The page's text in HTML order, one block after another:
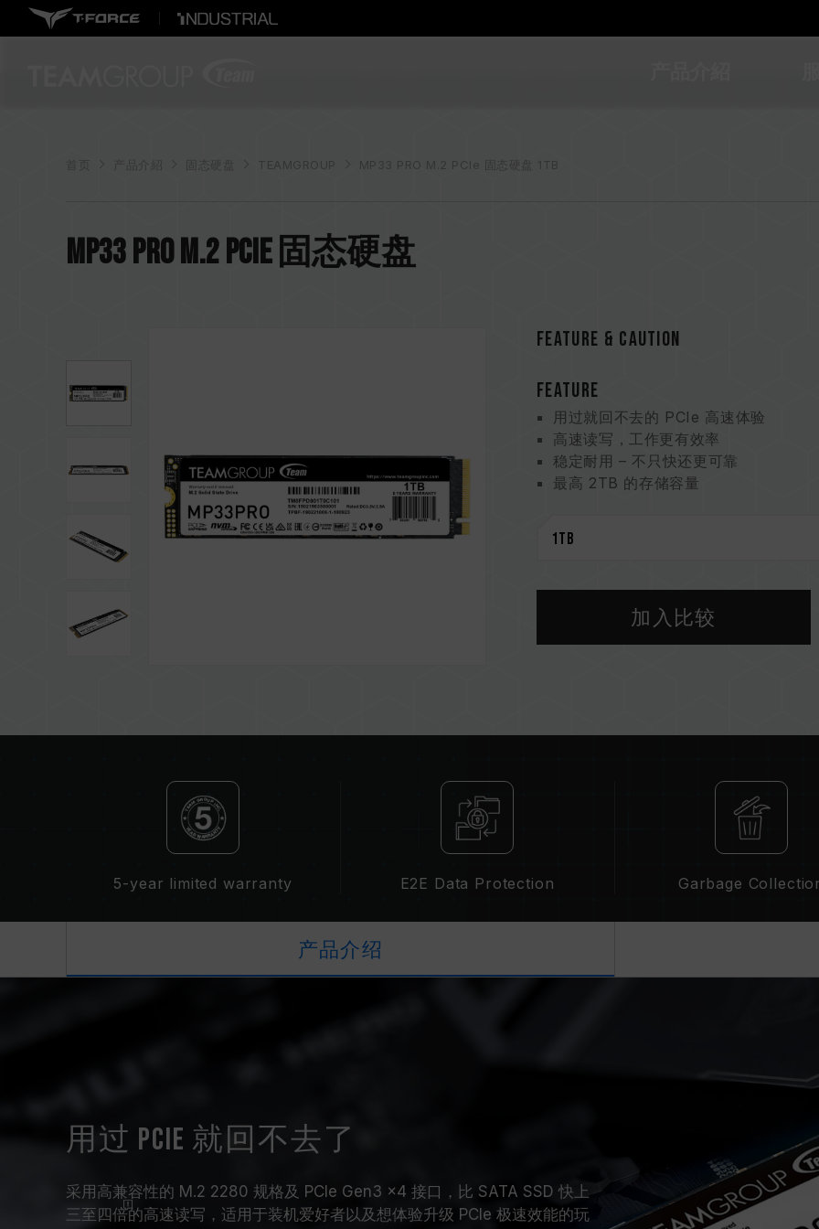
产品介紹 固态硬盘 TEAMGROUP MP33 PRO M.2 PCIe 固态硬盘 1TB
MP33 PRO M.2 PCIe 固态硬盘
Feature & CAUTION
FEATURE
用过就回不去的 PCIe 高速体验
高速读写，工作更有效率
稳定耐用 – 不只快还更可靠
最高 2TB 的存储容量
加入比较
5-year limited warranty E2E Data Protection Garbage
产品介绍
用过 PCIe 就回不去了
采用高兼容性的 M.2 2280 规格及 PCIe Gen3 x4 接口，比 SATA SSD 快上
三至四倍的高速读写，适用于装机爱好者以及想体验升级 PCIe 极速效能的玩